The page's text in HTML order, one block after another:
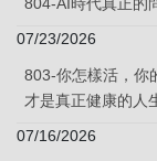
07/23/2026
803-你怎樣活，
才是真正健康的人
07/16/2026